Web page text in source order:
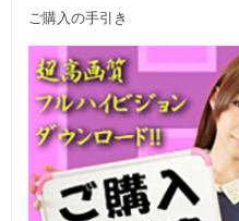
ご購入の手引き